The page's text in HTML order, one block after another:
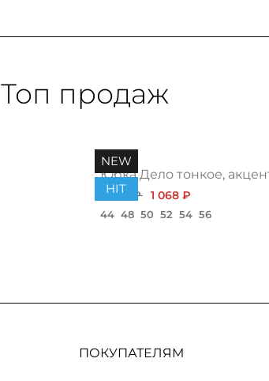
Топ продаж
NEW
HIT
Юбка Дело тонкое,
1 200 ₽ 1 068 ₽
44 48 50 52 54 56
ПОКУПАТЕЛЯМ